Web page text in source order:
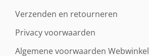
Verzenden en retourneren
Privacy voorwaarden
Algemene voorwaarden Webwinkel